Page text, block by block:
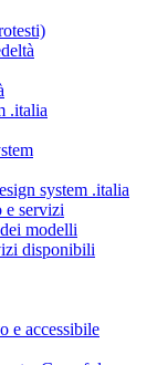
.italia
system .italia
e servizi
modelli
disponibili
e accessibile